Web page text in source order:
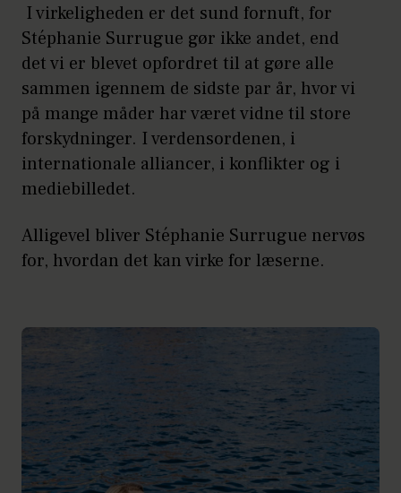
I virkeligheden er det sund fornuft, for
Stéphanie Surrugue gør ikke andet, end
det vi er blevet opfordret til at gøre alle
sammen igennem de sidste par år, hvor vi
på mange måder har været vidne til store
forskydninger. I verdensordenen, i
internationale alliancer, i konflikter og i
mediebilledet.
Alligevel bliver Stéphanie Surrugue nervøs
for, hvordan det kan virke for læserne.